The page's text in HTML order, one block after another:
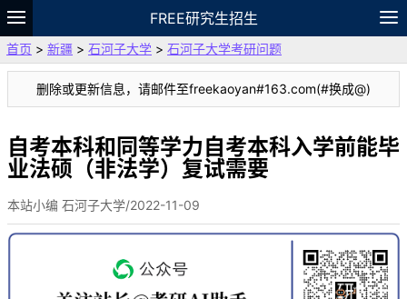
FREE研究生招生
题库
故事 专题 APP 笔记
VIP
资料
首页 > 新疆 > 石河子大学 > 石河子大学考研问题
删除或更新信息，请邮件至freekaoyan#163.com(#换成@)
自考本科和同等学力自考本科入学前能毕
业法硕（非法学）复试需要
本站小编 石河子大学/2022-11-09